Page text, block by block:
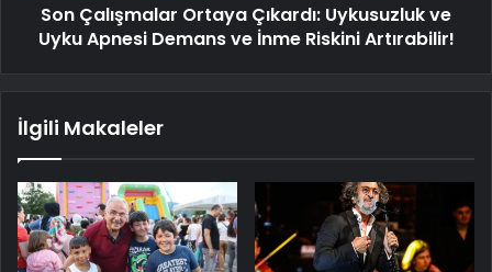
Son Çalışmalar Ortaya Çıkardı: Uykusuzluk ve
Uyku Apnesi Demans ve İnme Riskini Artırabilir!
İlgili Makaleler